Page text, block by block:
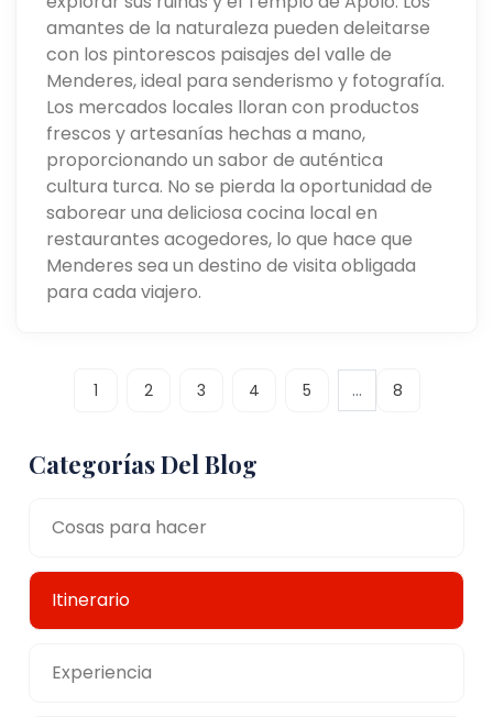
amantes de la naturaleza pueden deleitarse
con los pintorescos paisajes del valle de
Menderes, ideal para senderismo y fotografía.
Los mercados locales lloran con productos
frescos y artesanías hechas a mano,
proporcionando un sabor de auténtica
cultura turca. No se pierda la oportunidad de
saborear una deliciosa cocina local en
restaurantes acogedores, lo que hace que
Menderes sea un destino de visita obligada
para cada viajero.
1 2 3 4 5 ... 8
Categorías Del Blog
Cosas para hacer
Itinerario
Experiencia